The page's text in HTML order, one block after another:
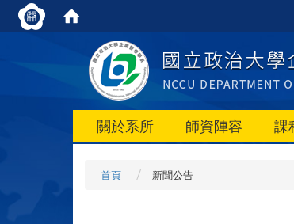
關於系所 師資陣容 課
首頁 新聞公告